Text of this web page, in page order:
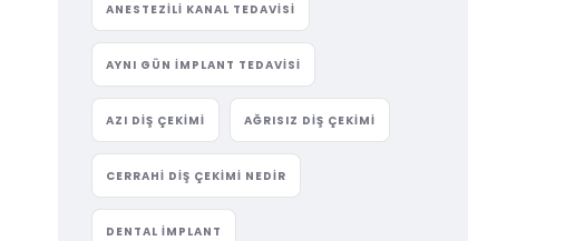
ANESTEZILI KANAL TEDAVISI
AYNI GÜN IMPLANT TEDAVISI
AZI DIŞ ÇEKIMI AĞRISIZ DIŞ ÇEKIMI
CERRAHI DIŞ ÇEKIMI NEDIR
DENTAL IMPLANT